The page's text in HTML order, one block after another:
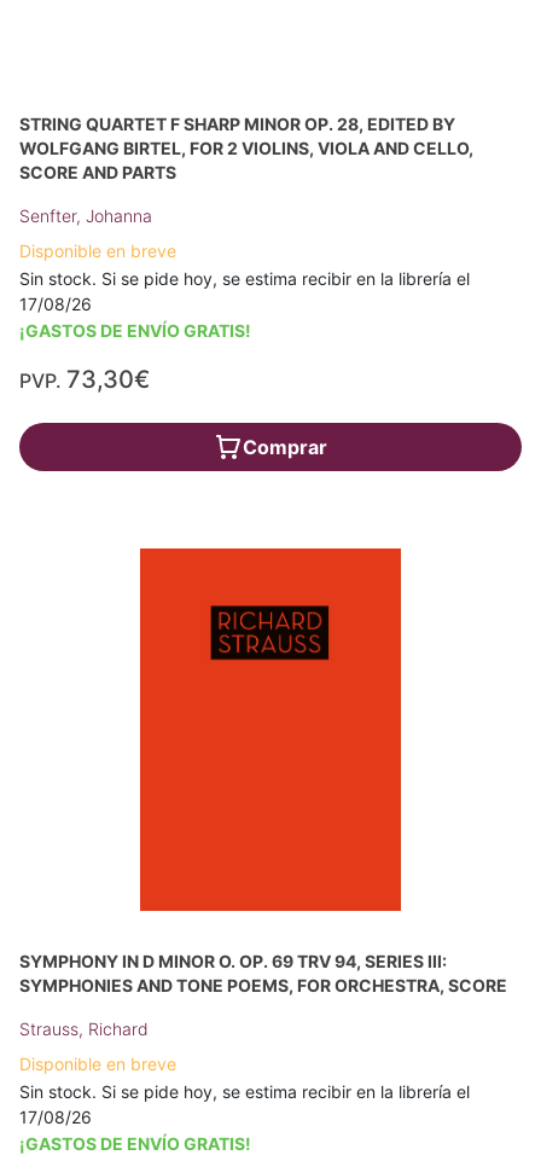
STRING QUARTET F SHARP MINOR OP. 28, EDITED BY
WOLFGANG BIRTEL, FOR 2 VIOLINS, VIOLA AND CELLO,
SCORE AND PARTS
Senfter, Johanna
Disponible en breve
Sin stock. Si se pide hoy, se estima recibir en la librería el
17/08/26
¡GASTOS DE ENVÍO GRATIS!
PVP. 73,30€
Comprar
SYMPHONY IN D MINOR O. OP. 69 TRV 94, SERIES III:
SYMPHONIES AND TONE POEMS, FOR ORCHESTRA, SCORE
Strauss, Richard
Disponible en breve
Sin stock. Si se pide hoy, se estima recibir en la librería el
17/08/26
¡GASTOS DE ENVÍO GRATIS!